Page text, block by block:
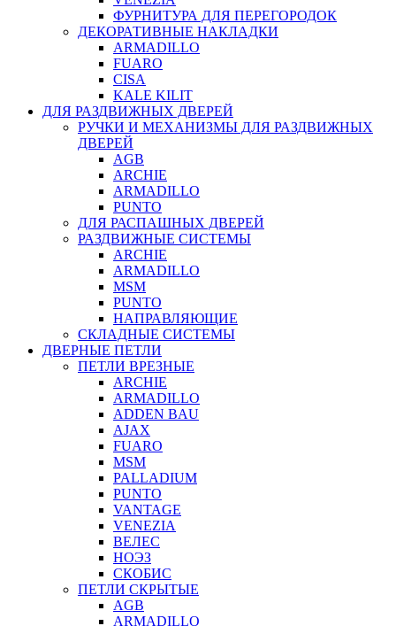
ФУРНИТУРА ДЛЯ ПЕРЕГОРОДОК
ДЕКОРАТИВНЫЕ НАКЛАДКИ
ARMADILLO
FUARO
CISA
KALE KILIT
ДЛЯ РАЗДВИЖНЫХ ДВЕРЕЙ
РУЧКИ И МЕХАНИЗМЫ ДЛЯ РАЗДВИЖНЫХ
ДВЕРЕЙ
AGB
ARCHIE
ARMADILLO
PUNTO
ДЛЯ РАСПАШНЫХ ДВЕРЕЙ
РАЗДВИЖНЫЕ СИСТЕМЫ
ARCHIE
ARMADILLO
MSM
PUNTO
НАПРАВЛЯЮЩИЕ
СКЛАДНЫЕ СИСТЕМЫ
ДВЕРНЫЕ ПЕТЛИ
ПЕТЛИ ВРЕЗНЫЕ
ARCHIE
ARMADILLO
ADDEN BAU
AJAX
FUARO
MSM
PALLADIUM
PUNTO
VANTAGE
VENEZIA
ВЕЛЕС
НОЭЗ
СКОБИС
ПЕТЛИ СКРЫТЫЕ
AGB
ARMADILLO